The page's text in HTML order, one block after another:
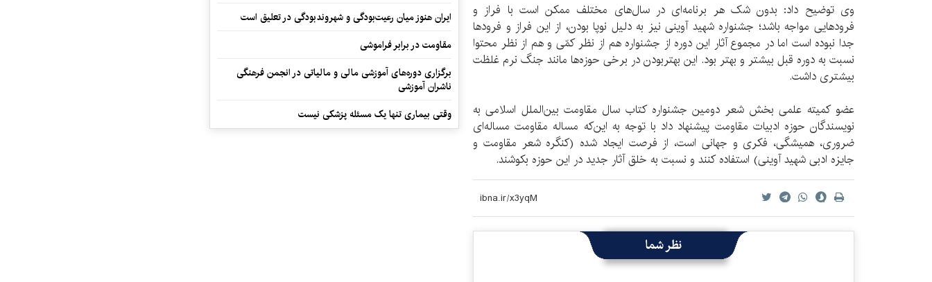
وی توضیح داد: بدون شک هر برنامه‌ای در سال‌های مختلف ممکن است با فراز و
فرودهایی مواجه باشد؛ جشنواره شهید آوینی نیز به دلیل نوپا بودن، از این فراز و فرودها
جدا نبوده است اما در مجموع آثار این دوره از جشنواره هم از نظر کمّی و هم از نظر محتوا
نسبت به دوره قبل بیشتر و بهتر بود. این بهتربودن در برخی حوزه‌ها مانند جنگ نرم غلظت
بیشتری داشت.
عضو کمیته علمی بخش شعر دومین جشنواره کتاب سال مقاومت بین‌الملل اسلامی به
نویسندگان حوزه ادبیات مقاومت پیشنهاد داد با توجه به این‌که مساله مقاومت مساله‌ای
ضروری، همیشگی، فکری و جهانی است، از فرصت ایجاد شده (کنگره شعر مقاومت و
جایزه ادبی شهید آوینی) استفاده کنند و نسبت به خلق آثار جدید در این حوزه بکوشند.
نظر شما
ایران هنوز میان رعیت‌بودگی و شهروندبودگی در تعلیق است
مقاومت در برابر فراموشی
برگزاری دوره‌های آموزشی مالی و مالیاتی در انجمن فرهنگی
ناشران آموزشی
وقتی بیماری تنها یک مسئله پزشکی نیست